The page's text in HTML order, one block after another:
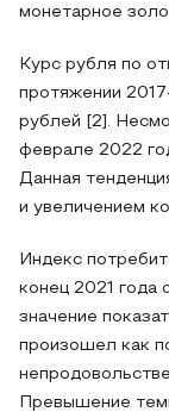
монетарное
Курс рубля по
протяжении
рублей [2].
феврале 2022
Данная
и увеличением
Индекс
конец 2021 года
значение
произошел как
Превышение